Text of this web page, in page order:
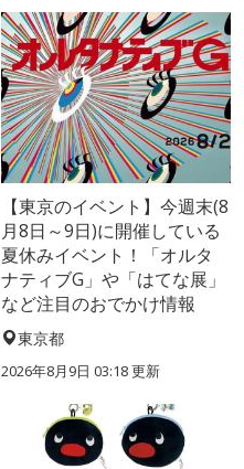
【東京のイベント】今週末(8
月8日～9日)に開催している
夏休みイベント！「オルタ
ナティブG」や「はてな展」
など注目のおでかけ情報
東京都
2026年8月9日 03:18更新